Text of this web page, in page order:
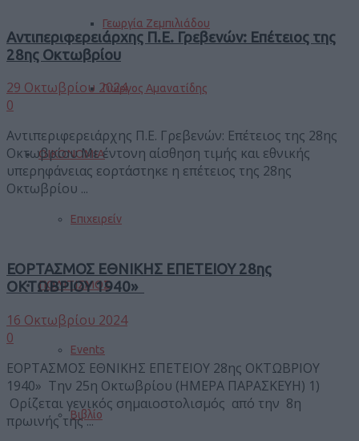
Γεωργία Ζεμπιλιάδου
Γιώργος Αμανατίδης
ΟΙΚΟΝΟΜΙΑ
Επιχειρείν
ΠΟΛΙΤΙΣΜΟΣ
Events
Βιβλίο
Αντιπεριφερειάρχης Π.Ε. Γρεβενών: Επέτειος της
28ης Οκτωβρίου
29 Οκτωβρίου 2024
0
Αντιπεριφερειάρχης Π.Ε. Γρεβενών: Επέτειος της 28ης
Οκτωβρίου Με έντονη αίσθηση τιμής και εθνικής
υπερηφάνειας εορτάστηκε η επέτειος της 28ης
Οκτωβρίου ...
ΕΟΡΤΑΣΜΟΣ ΕΘΝΙΚΗΣ ΕΠΕΤΕΙΟΥ 28ης
ΟΚΤΩΒΡΙΟΥ 1940»
16 Οκτωβρίου 2024
0
ΕΟΡΤΑΣΜΟΣ ΕΘΝΙΚΗΣ ΕΠΕΤΕΙΟΥ 28ης ΟΚΤΩΒΡΙΟΥ
1940» Την 25η Οκτωβρίου (ΗΜΕΡΑ ΠΑΡΑΣΚΕΥΗ) 1)
Ορίζεται γενικός σημαιοστολισμός από την 8η
πρωινής της ...